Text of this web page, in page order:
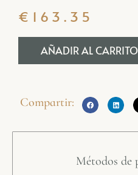
€ 163.35
AÑADIR AL CARRITO
Compartir:
Métodos de